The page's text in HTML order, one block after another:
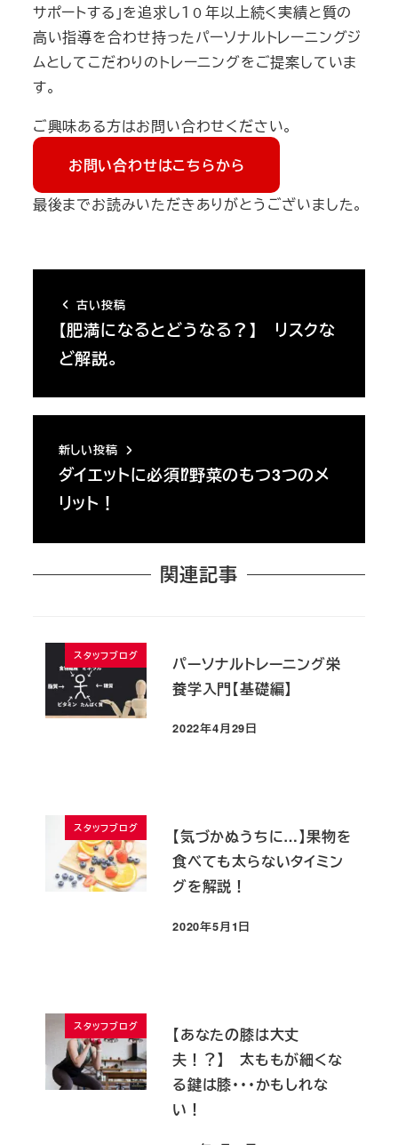
サポートする」を追求し１０年以上続く実績と質の
高い指導を合わせ持ったパーソナルトレーニングジ
ムとしてこだわりのトレーニングをご提案していま
す。
ご興味ある方はお問い合わせください。
お問い合わせはこちらから
最後までお読みいただきありがとうございました。
古い投稿
【肥満になるとどうなる？】 リスクな
ど解説。
新しい投稿
ダイエットに必須⁉︎野菜のもつ3つのメ
リット！
関連記事
スタッフブログ
パーソナルトレーニング栄
養学入門【基礎編】
投稿日
2022年4月29日
スタッフブログ
【気づかぬうちに…】果物を
食べても太らないタイミン
グを解説！
投稿日
2020年5月1日
スタッフブログ
【あなたの膝は大丈
夫！？】 太ももが細くな
る鍵は膝・・・かもしれな
い！